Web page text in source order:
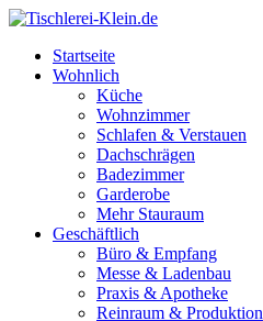
Startseite
Wohnlich
Küche
Wohnzimmer
Schlafen & Verstauen
Dachschrägen
Badezimmer
Garderobe
Mehr Stauraum
Geschäftlich
Büro & Empfang
Messe & Ladenbau
Praxis & Apotheke
Reinraum & Produktion